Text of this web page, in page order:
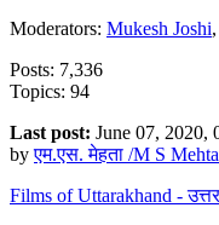
Moderators: Mukesh Joshi,
Posts: 7,336
Topics: 94
Last post: June 07, 2020,
byएम.एस. मेहता /M S
Films of Uttarakhand -